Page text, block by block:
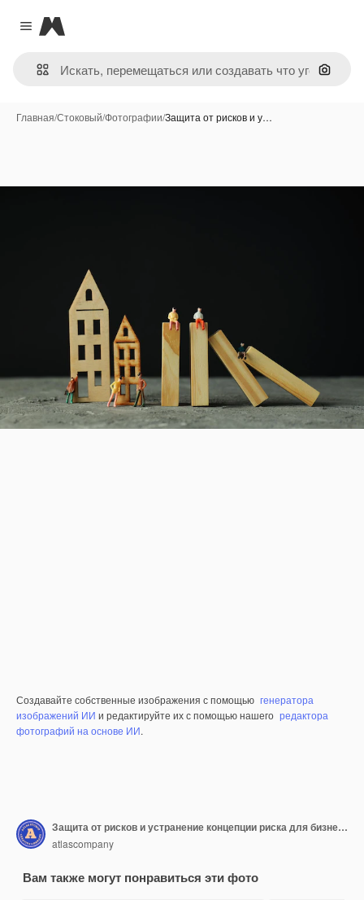
Close menu
Magnific
Поиск
Главная/Стоковый/Фотографии/Защита от рисков и у…
Создавайте собственные изображения с помощью генератора
изображений ИИ и редактируйте их с помощью нашего редактора
фотографий на основе ИИ.
Защита от рисков и устранение концепции риска для бизнеса и жизни
atlascompany
Вам также могут понравиться эти фото